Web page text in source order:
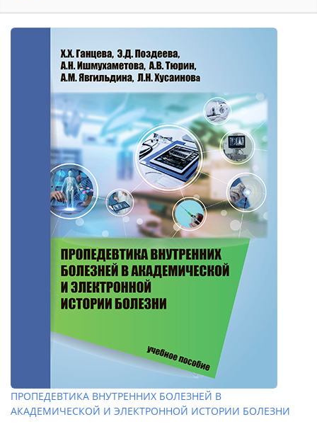
ПРОПЕДЕВТИКА ВНУТРЕННИХ БОЛЕЗНЕЙ В
АКАДЕМИЧЕСКОЙ И ЭЛЕКТРОННОЙ ИСТОРИИ БОЛЕЗНИ